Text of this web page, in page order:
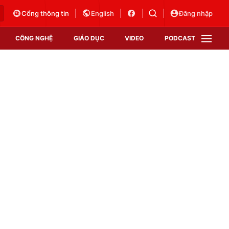
Cổng thông tin English Đăng nhập
CÔNG NGHỆ GIÁO DỤC VIDEO PODCAST